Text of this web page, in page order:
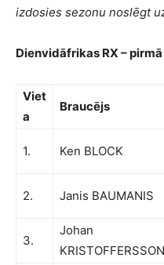
izdosies sezonu noslēgt
Dienvidāfrikas RX –
Viet
a
Braucējs
1. Ken BLOCK
2. Janis BAUMANIS
3.
Johan
KRISTOFFERSSON